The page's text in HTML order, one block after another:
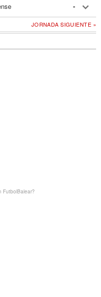
-
JORNADA SIGUIENTE »
FutbolBalear?